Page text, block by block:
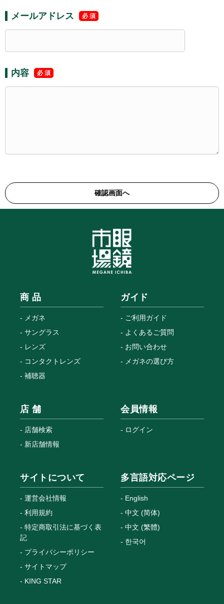
メールアドレス
内容
商 品
メガネ
サングラス
レンズ
コンタクトレンズ
補聴器
ガイド
ご利用ガイド
よくあるご質問
お問い合わせ
メガネの選び方
店 舗
店舗検索
新店舗情報
会員情報
ログイン
サイトについて
運営会社情報
利用規約
特定商取引法に基づく表
記
プライバシーポリシー
サイトマップ
KING STAR
多言語対応ページ
English
中文 (简体)
中文 (繁體)
한국어